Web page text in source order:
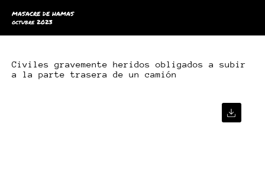
MASACRE DE HAMAS
octubre 2023
Civiles gravemente heridos obligados a subir
a la parte trasera de un camión